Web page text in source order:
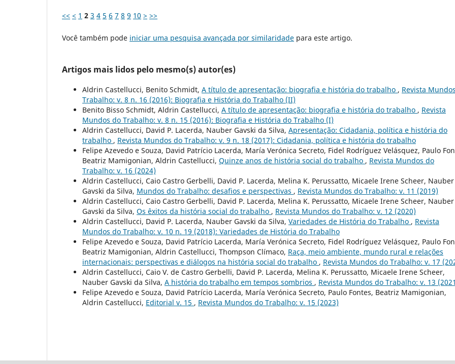
<< < 1 2 3 4 5 6 7 8 9 10 > >>
Você também pode iniciar uma pesquisa avançada por similaridade para este artigo.
Artigos mais lidos pelo mesmo(s) autor(es)
Aldrin Castellucci, Benito Schmidt, A título de apresentação: biografia e história do trabalho , Revista
Trabalho: v. 8 n. 16 (2016): Biografia e História do Trabalho (II)
Benito Bisso Schmidt, Aldrin Castellucci, A título de apresentação: biografia e história do trabalho , Revista
Mundos do Trabalho: v. 8 n. 15 (2016): Biografia e História do Trabalho (I)
Aldrin Castellucci, David P. Lacerda, Nauber Gavski da Silva, Apresentação: Cidadania, política e história do
trabalho , Revista Mundos do Trabalho: v. 9 n. 18 (2017): Cidadania, política e história do trabalho
Felipe Azevedo e Souza, David Patrício Lacerda, María Verónica Secreto, Fidel Rodríguez Velásquez, Paulo
Beatriz Mamigonian, Aldrin Castellucci, Quinze anos de história social do trabalho , Revista Mundos do
Trabalho: v. 16 (2024)
Aldrin Castellucci, Caio Castro Gerbelli, David P. Lacerda, Melina K. Perussatto, Micaele Irene Scheer, Nauber
Gavski da Silva, Mundos do Trabalho: desafios e perspectivas , Revista Mundos do Trabalho: v. 11 (2019)
Aldrin Castellucci, Caio Castro Gerbelli, David P. Lacerda, Melina K. Perussatto, Micaele Irene Scheer, Nauber
Gavski da Silva, Os êxitos da história social do trabalho , Revista Mundos do Trabalho: v. 12 (2020)
Aldrin Castellucci, David P. Lacerda, Nauber Gavski da Silva, Variedades de História do Trabalho , Revista
Mundos do Trabalho: v. 10 n. 19 (2018): Variedades de História do Trabalho
Felipe Azevedo e Souza, David Patrício Lacerda, María Verónica Secreto, Fidel Rodríguez Velásquez, Paulo
Beatriz Mamigonian, Aldrin Castellucci, Thompson Clímaco, Raça, meio ambiente, mundo rural e relações
internacionais: perspectivas e diálogos na história social do trabalho , Revista Mundos do Trabalho: v. 17
Aldrin Castellucci, Caio V. de Castro Gerbelli, David P. Lacerda, Melina K. Perussatto, Micaele Irene Scheer,
Nauber Gavski da Silva, A história do trabalho em tempos sombrios , Revista Mundos do Trabalho: v. 13
Felipe Azevedo e Souza, David Patrício Lacerda, María Verónica Secreto, Paulo Fontes, Beatriz Mamigonian,
Aldrin Castellucci, Editorial v. 15 , Revista Mundos do Trabalho: v. 15 (2023)